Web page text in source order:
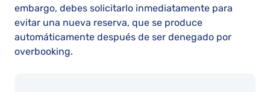
embargo, debes solicitarlo inmediatamente para
evitar una nueva reserva, que se produce
automáticamente después de ser denegado por
overbooking.